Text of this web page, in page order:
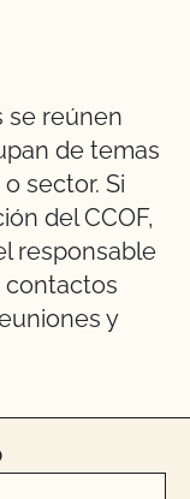
se reúnen
de temas
sector. Si
del CCOF,
responsable
contactos
y